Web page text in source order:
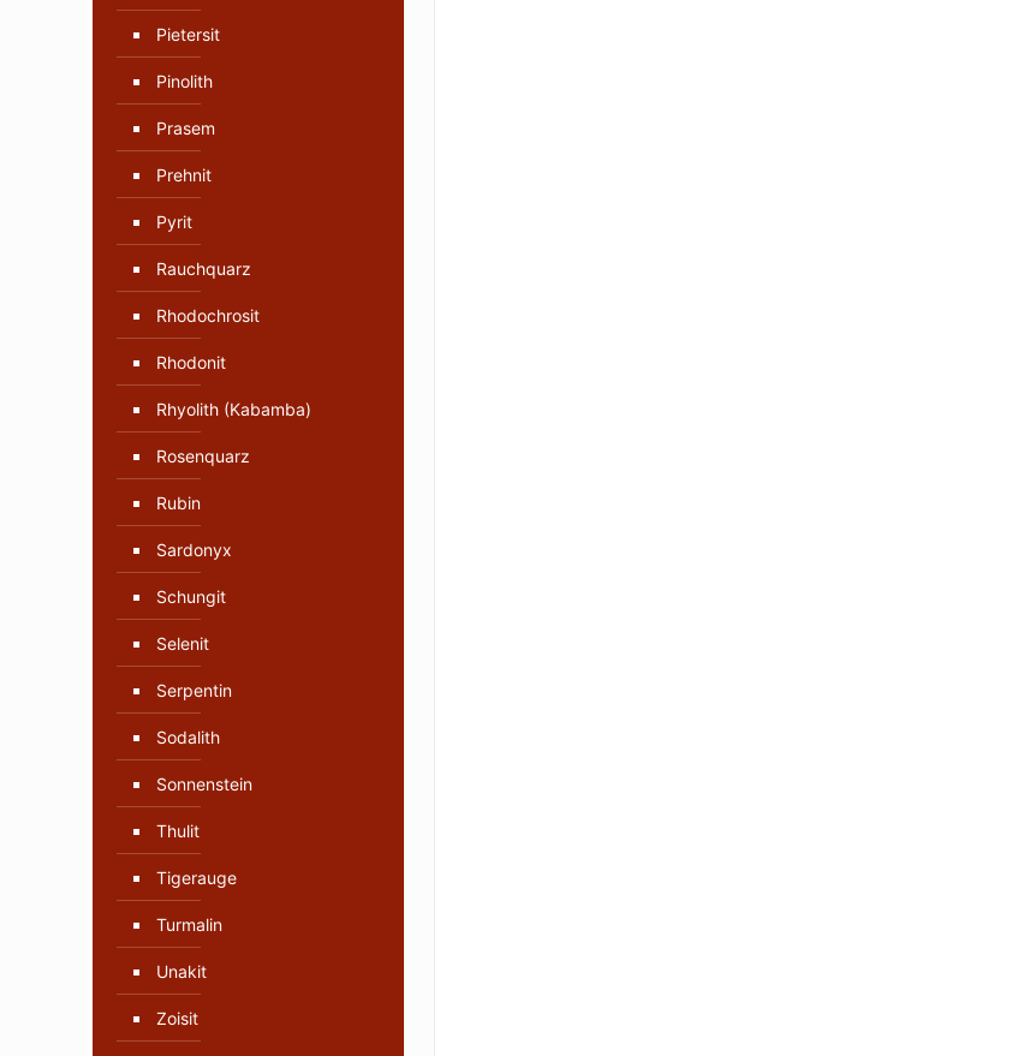
Pietersit
Pinolith
Prasem
Prehnit
Pyrit
Rauchquarz
Rhodochrosit
Rhodonit
Rhyolith (Kabamba)
Rosenquarz
Rubin
Sardonyx
Schungit
Selenit
Serpentin
Sodalith
Sonnenstein
Thulit
Tigerauge
Turmalin
Unakit
Zoisit